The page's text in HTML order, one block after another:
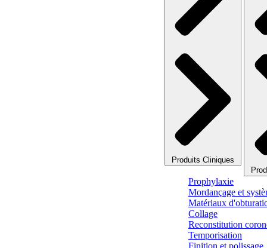
Produits Cliniques
Prophylaxie
Mordançage et
Matériaux
Collage
Reconstitution
Temporisation